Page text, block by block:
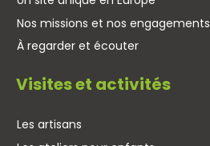
Nos missions et nos engagements
À regarder et écouter
Visites et activités
Les artisans